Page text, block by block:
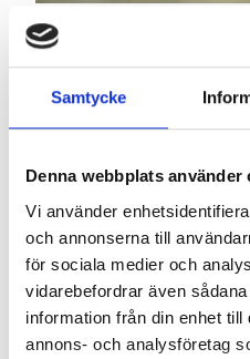
Samtycke
Denna webbplats använder
Vi använder
och annonserna till
för sociala medier och
vidarebefordrar även
information från din enhet
annons- och analysföretag
hjälper dig snabbt